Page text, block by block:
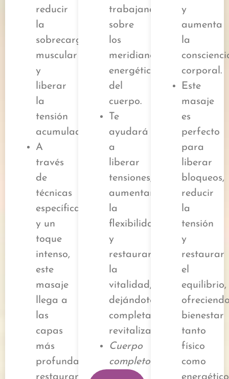
reducir
la
sobrecarga
muscular
y
liberar
la
tensión
acumulada.
A
través
de
técnicas
específicas
y un
toque
intenso,
este
masaje
llega a
las
capas
más
profundas,
restaurando
trabajando
sobre
los
meridianos
energéticos
del
cuerpo.
Te
ayudará
a
liberar
tensiones,
aumentar
la
flexibilidad
y
restaurar
la
vitalidad,
dejándote
completamente
revitalizad@.
Cuerpo
completo
y
aumenta
la
corporal.
Este
masaje
es
perfecto
para
liberar
bloqueos,
reducir
la
tensión
y
restaurar
el
equilibrio,
bienestar
tanto
físico
como